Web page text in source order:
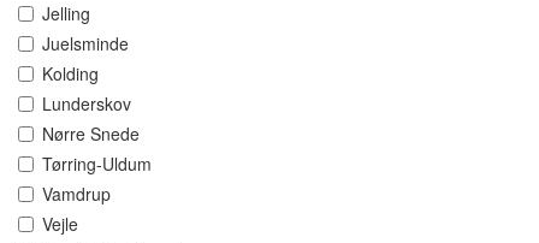
Jelling
Juelsminde
Kolding
Lunderskov
Nørre Snede
Tørring-Uldum
Vamdrup
Vejle